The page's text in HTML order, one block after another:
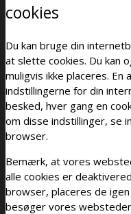
cookies
Du kan bruge din
at slette cookies. Du kan
muligvis ikke placeres.
indstillingerne for din
besked, hver gang en
om disse indstillinger, se
browser.
Bemærk, at vores
alle cookies er
browser, placeres de
besøger vores